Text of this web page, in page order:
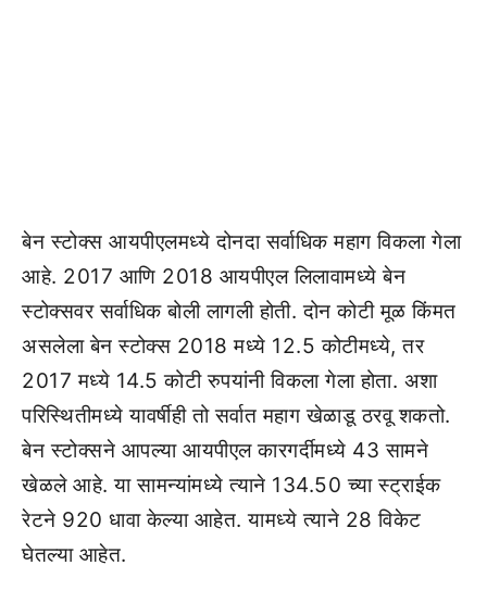
बेन स्टोक्स आयपीएलमध्ये दोनदा सर्वाधिक महाग विकला गेला
आहे. 2017 आणि 2018 आयपीएल लिलावामध्ये बेन
स्टोक्सवर सर्वाधिक बोली लागली होती. दोन कोटी मूळ किंमत
असलेला बेन स्टोक्स 2018 मध्ये 12.5 कोटीमध्ये, तर
2017 मध्ये 14.5 कोटी रुपयांनी विकला गेला होता. अशा
परिस्थितीमध्ये यावर्षीही तो सर्वात महाग खेळाडू ठरवू शकतो.
बेन स्टोक्सने आपल्या आयपीएल कारगर्दीमध्ये 43 सामने
खेळले आहे. या सामन्यांमध्ये त्याने 134.50 च्या स्ट्राईक
रेटने 920 धावा केल्या आहेत. यामध्ये त्याने 28 विकेट
घेतल्या आहेत.